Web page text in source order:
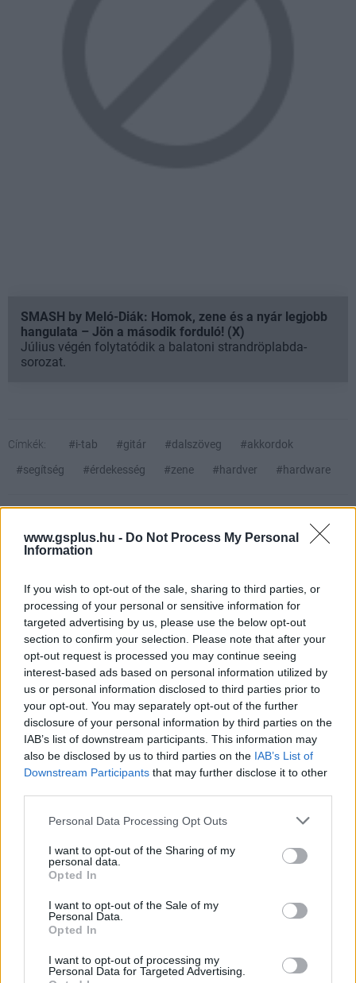
www.gsplus.hu - Do Not Process My Personal
Information
If you wish to opt-out of the sale, sharing to third parties, or
processing of your personal or sensitive information for
targeted advertising by us, please use the below opt-out
section to confirm your selection. Please note that after your
opt-out request is processed you may continue seeing
interest-based ads based on personal information utilized by
us or personal information disclosed to third parties prior to
your opt-out. You may separately opt-out of the further
disclosure of your personal information by third parties on the
IAB’s list of downstream participants. This information may
also be disclosed by us to third parties on the IAB’s List of
Downstream Participants that may further disclose it to other
Please note that this website/app uses one or more Google
not limited to your visit or usage behaviour. You may click to
grant or deny consent to Google and its third-party tags to
use your data for below specified purposes in below Google
consent section.
Personal Data Processing Opt Outs
I want to opt-out of the Sharing of my
personal data.
Opted In
I want to opt-out of the Sale of my
Personal Data.
Opted In
I want to opt-out of processing my
Personal Data for Targeted Advertising.
SMASH by Meló-Diák: Homok, zene és a nyár legjobb
hangulata – Jön a második forduló! (X)
Július végén folytatódik a balatoni strandröplabda-
sorozat.
Címkék: #i-tab #gitár #dalszöveg
#akkordok
#segítség
#érdekesség #zene #hardver #hardware
Blur - buli játékmenet trailer
Gyu|2010 február 28. 14:38
A videó eredeti címe 'szociális játékmenet' lett
volna, de ez magyarul elég hülyén hangzik.
Unmute Loaded :
Így aztán kifacsartam a videó esszenciáját, és
megállapítottam, hogy voltaképp ez a multi-buli mód.
Itt - szemben a "rendes" multi móddal - a játékosok egy
használják, amolyan tipikus "unatkozunk a házibuliban,
mit csináljunk" dolog. A Blurnek erre is van megoldása,
hiszen a játékba épített "social gameplay" segítségével
négyszeresen osztott képernyőn lehet egymás ellen